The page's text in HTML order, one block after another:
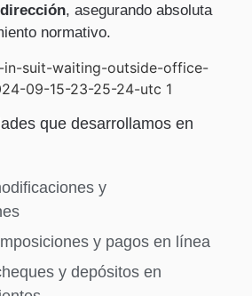
, asegurando absoluta
normativo.
que desarrollamos en
y
y pagos en línea
y depósitos en